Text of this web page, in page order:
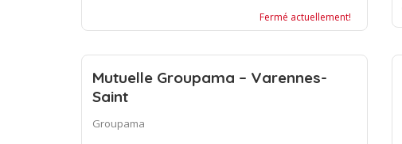
Fermé actuellement!
Mutuelle Groupama – Varennes-
Saint
Groupama